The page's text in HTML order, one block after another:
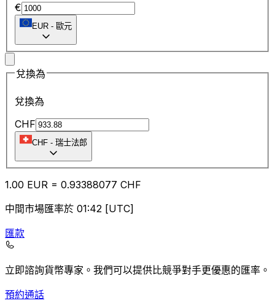
€
EUR - 歐元
兌換為
兌換為
CHF
CHF - 瑞士法郎
1.00 EUR = 0.93388077 CHF
中間市場匯率於 01:42 [UTC]
匯款
立即諮詢貨幣專家。 我們可以提供比競爭對手更優惠的匯率。
預約通話